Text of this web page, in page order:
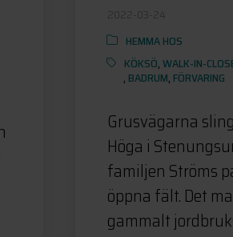
2022-03-24
HEMMA HOS
KÖKSÖ,WALK-IN-
, BADRUM, FÖRVARING
Grusvägarna
Höga i
familjen Ströms
öppna fält. Det
gammalt